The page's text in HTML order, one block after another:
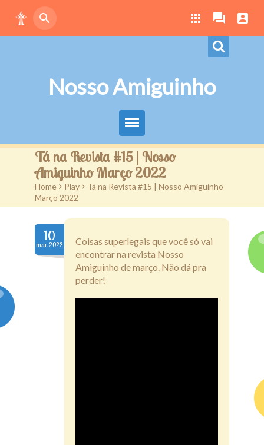
Nosso Amiguinho
Eduque Brincando
Letras
Play
Atividades
Assine
Tá na Revista #15 | Nosso
Amiguinho Março 2022
Home > Play > Tá na Revista #15 | Nosso Amiguinho
Março 2022
10
mar.2022
Coisas superlegais que você só vai
encontrar na revista Nosso
Amiguinho de março. Não dá pra
perder!